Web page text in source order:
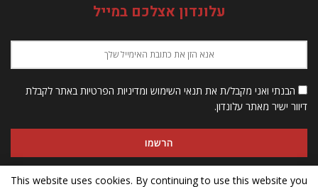
עלונדון אצלכם במייל
הבנתי ואני מקבל/ת את תנאי השימוש ומדיניות הפרטיות באתר לקבלת
דיוור ישיר מאתר עלונדון.
This website uses cookies. By continuing to use this website you